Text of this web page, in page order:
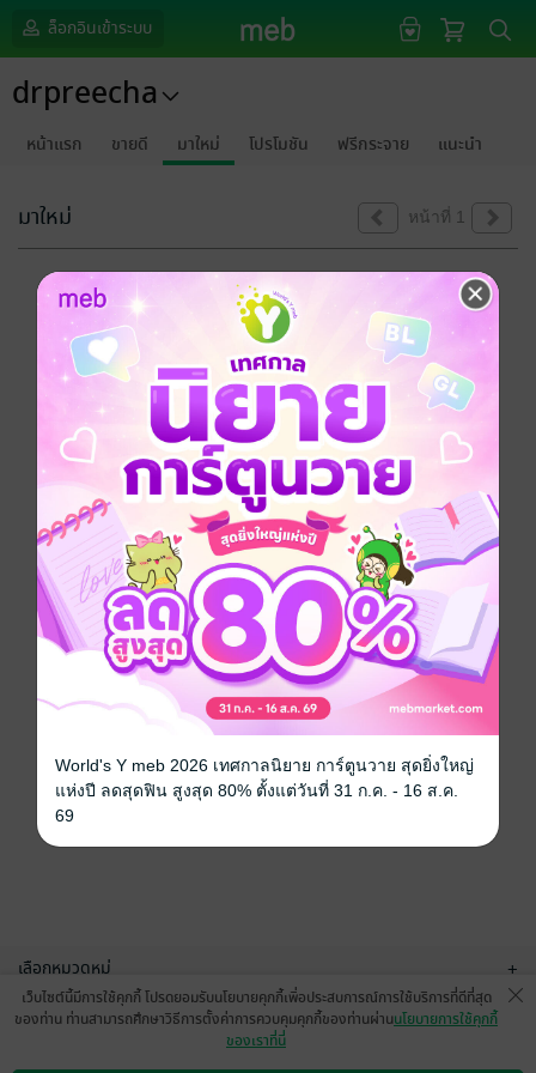
ล็อกอินเข้าระบบ
drpreecha
หน้าแรก ขายดี มาใหม่ โปรโมชัน ฟรีกระจาย แนะนำ
มาใหม่ หน้าที่ 1
ขออภัยด้วยนะคะ
ไม่พบข้อมูลในหัวข้อที่คุณกำลังชมค่ะ
เลือกหมวดหมู่ +
บริการช่วยเหลือ
เว็บไซต์นี้มีการใช้คุกกี้ โปรดยอมรับนโยบายคุกกี้เพื่อประสบการณ์การใช้บริการที่ดีที่สุด
ของท่าน ท่านสามารถศึกษาวิธีการตั้งค่าการควบคุมคุกกี้ของท่านผ่านนโยบายการใช้คุกกี้
ของเราที่นี่
World's Y meb 2026 เทศกาลนิยาย การ์ตูนวาย สุดยิ่งใหญ่
แห่งปี ลดสุดฟิน สูงสุด 80% ตั้งแต่วันที่ 31 ก.ค. - 16 ส.ค.
69